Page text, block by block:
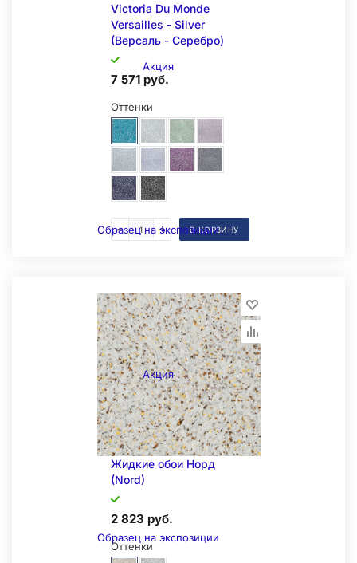
Акция
Образец на экспозиции
Victoria Du Monde
Versailles - Silver
(Версаль - Серебро)
7 571 руб.
Оттенки
В КОРЗИНУ
Акция
Образец на экспозиции
Жидкие обои Норд
(Nord)
2 823 руб.
Оттенки